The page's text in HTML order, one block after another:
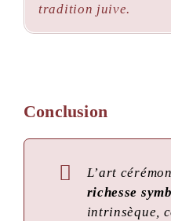
tradition juive.
Conclusion
L’art
richesse
intrinsèque,